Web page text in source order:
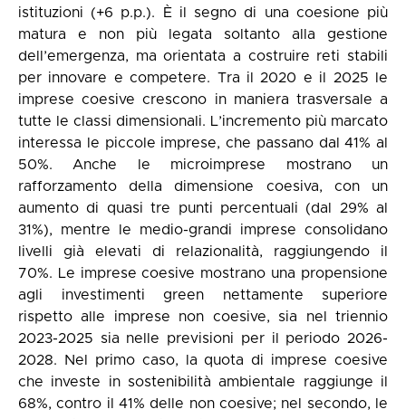
istituzioni (+6 p.p.). È il segno di una coesione più
matura e non più legata soltanto alla gestione
dell’emergenza, ma orientata a costruire reti stabili
per innovare e competere. Tra il 2020 e il 2025 le
imprese coesive crescono in maniera trasversale a
tutte le classi dimensionali. L’incremento più marcato
interessa le piccole imprese, che passano dal 41% al
50%. Anche le microimprese mostrano un
rafforzamento della dimensione coesiva, con un
aumento di quasi tre punti percentuali (dal 29% al
31%), mentre le medio-grandi imprese consolidano
livelli già elevati di relazionalità, raggiungendo il
70%. Le imprese coesive mostrano una propensione
agli investimenti green nettamente superiore
rispetto alle imprese non coesive, sia nel triennio
2023-2025 sia nelle previsioni per il periodo 2026-
2028. Nel primo caso, la quota di imprese coesive
che investe in sostenibilità ambientale raggiunge il
68%, contro il 41% delle non coesive; nel secondo, le